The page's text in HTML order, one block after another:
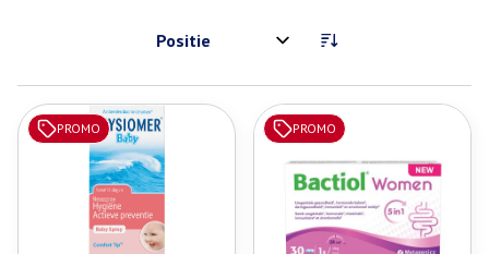
Sorteer op:
PROMO PROMO